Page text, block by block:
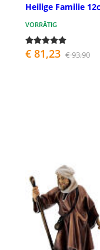
Heilige Familie
VORRÄTIG
€ 81,23 € 93,90